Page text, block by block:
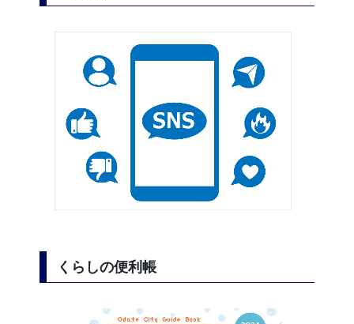
くらしの便利帳